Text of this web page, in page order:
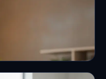
จัดสรรงบอย่างไรไม่
น 2026